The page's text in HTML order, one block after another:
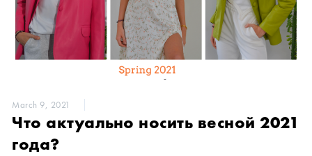
March 9, 2021
Что актуально носить весной 2021
года?